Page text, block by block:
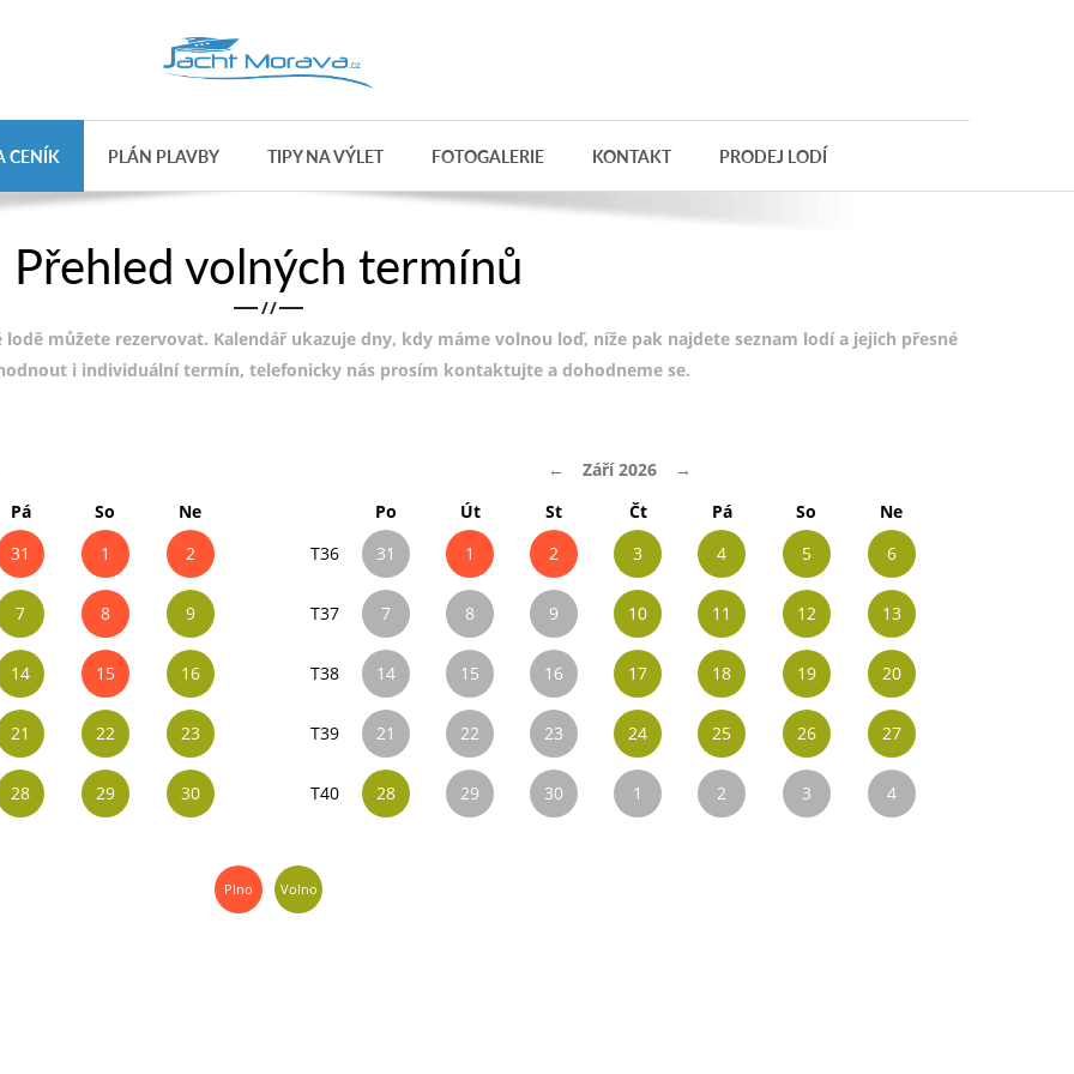
CENÍK PLÁN PLAVBY TIPY NA VÝLET FOTOGALERIE KONTAKT PRODEJ LODÍ
Přehled volných termínů
/ /
můžete rezervovat. Kalendář ukazuje dny, kdy máme volnou loď, níže pak najdete seznam lodí a jejich přesné
i individuální termín, telefonicky nás prosím kontaktujte a dohodneme se.
Pá So
Ne
31 1 2
7 8 9
14 15 16
21 22 23
28 29 30
← Září 2026
→
Po
Út St Čt Pá So
Ne
T36
31 1 2 3 4 5 6
T37 7 8 9 10 11 12 13
T38 14 15 16 17 18 19 20
T39 21 22 23 24 25 26 27
T40 28 29 30 1 2 3 4
Plno Volno